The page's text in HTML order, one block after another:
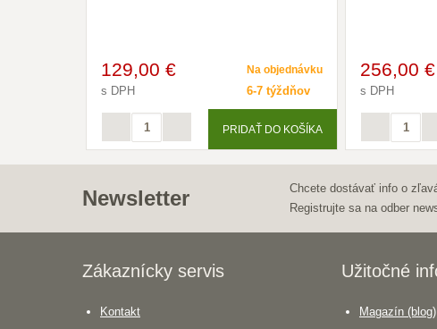
129,00 €
s DPH
Na objednávku
6-7 týždňov
PRIDAŤ DO KOŠÍKA
256,00 €
s DPH
Newsletter
Chcete dostávať info o
Registrujte sa na odber
Zákaznícky servis
Kontakt
Užitočné
Magazín (blog)